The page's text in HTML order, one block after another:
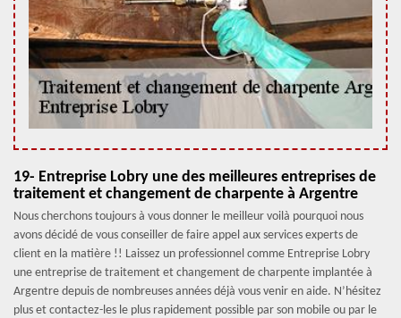
19- Entreprise Lobry une des meilleures entreprises de
traitement et changement de charpente à Argentre
Nous cherchons toujours à vous donner le meilleur voilà pourquoi nous
avons décidé de vous conseiller de faire appel aux services experts de
client en la matière !! Laissez un professionnel comme Entreprise Lobry
une entreprise de traitement et changement de charpente implantée à
Argentre depuis de nombreuses années déjà vous venir en aide. N’hésitez
plus et contactez-les le plus rapidement possible par son mobile ou par le